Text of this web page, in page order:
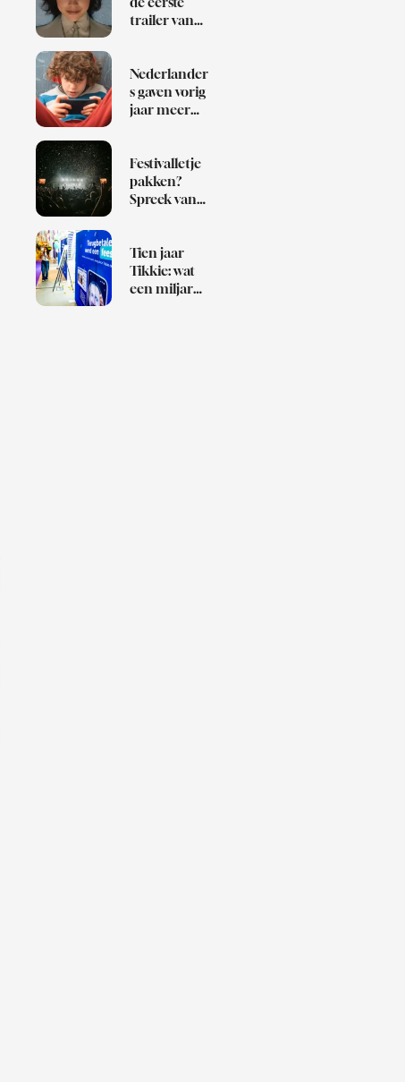
trailer van
Nederlander
s gaven vorig
jaar meer
games
Festivalletje
pakken?
Spreek van
Tien jaar
Tikkie: wat
een miljard